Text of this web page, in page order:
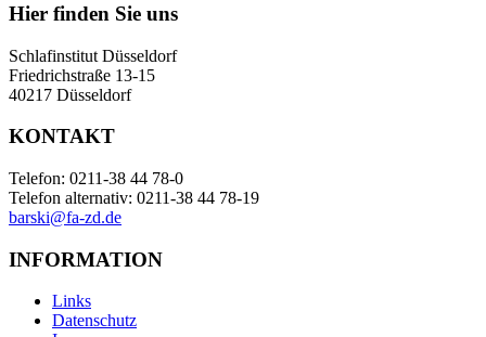
Hier finden Sie uns
Schlafinstitut Düsseldorf
Friedrichstraße 13-15
40217 Düsseldorf
KONTAKT
Telefon: 0211-38 44 78-0
Telefon alternativ: 0211-38 44 78-19
barski@fa-zd.de
INFORMATION
Links
Datenschutz